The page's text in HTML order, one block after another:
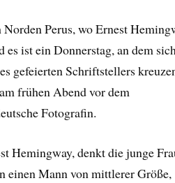
Perus, wo Ernest
ist ein Donnerstag, an dem
gefeierten Schriftstellers
frühen Abend vor dem
Fotografin.
Hemingway, denkt die junge
einen Mann von mittlerer Größe,